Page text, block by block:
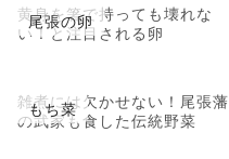
尾張の卵
黄身を箸で持っても壊れな
い！と注目される卵
もち菜
雑煮には欠かせない！尾張藩
の武家も食した伝統野菜